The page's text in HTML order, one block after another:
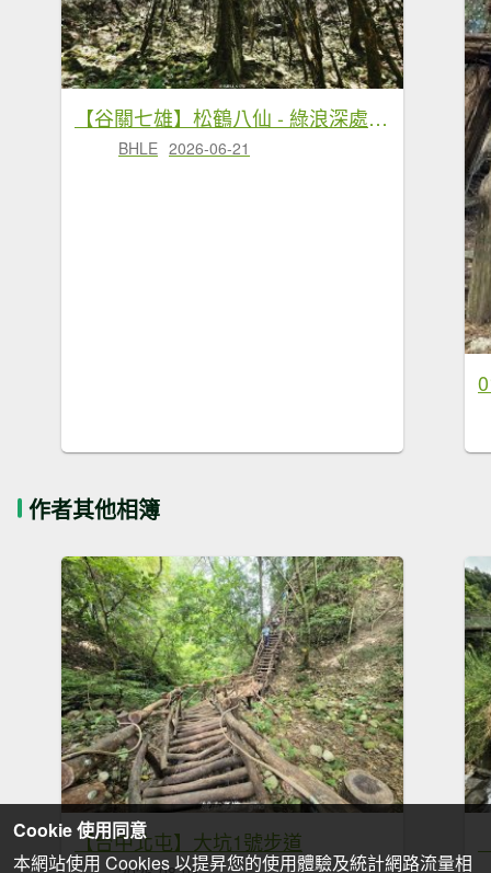
【谷關七雄】松鶴八仙 - 綠浪深處，時間長成樹的模樣
BHLE 2026-06-21
作者其他相簿
【台中北屯】大坑1號步道
Cookie 使用同意
本網站使用 Cookies 以提昇您的使用體驗及統計網路流量相